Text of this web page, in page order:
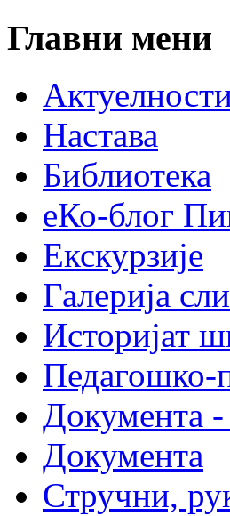
Главни мени
Настава
Библиотека
еКо-блог
Екскурзије
Галерија
Историјат
Педагошко-
Документа -
Документа
Стручни,